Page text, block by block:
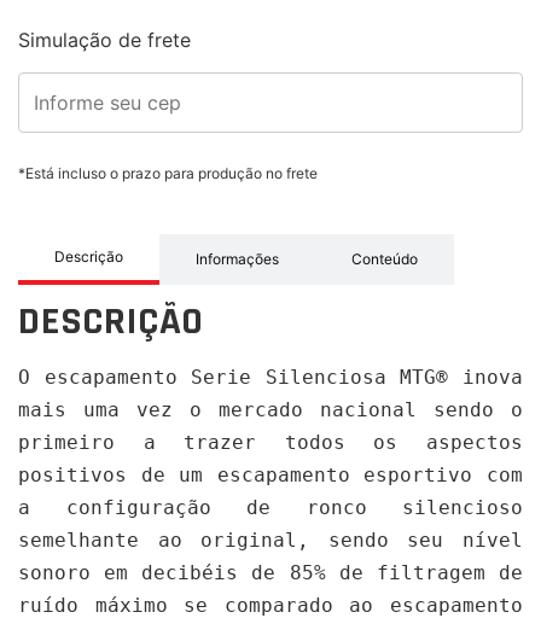
Simulação de frete
*Está incluso o prazo para produção no frete
Descrição Informações Conteúdo
DESCRIÇÃO
O escapamento Serie Silenciosa MTG® inova
mais uma vez o mercado nacional sendo o
primeiro a trazer todos os aspectos
positivos de um escapamento esportivo com
a configuração de ronco silencioso
semelhante ao original, sendo seu nível
sonoro em decibéis de 85% de filtragem de
ruído máximo se comparado ao escapamento